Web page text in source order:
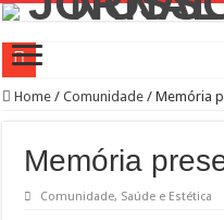
Campanha de Multivacinação
Pedal de Ativação da Trilha
2º Festival Nordeste in Sampa no
Home / Comunidade / Memória
Memória
Comunidade, Saúde e Estética